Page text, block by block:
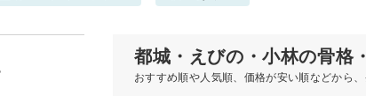
都城・えびの・小林の骨格
おすすめ順や人気順、価格が安い順などから